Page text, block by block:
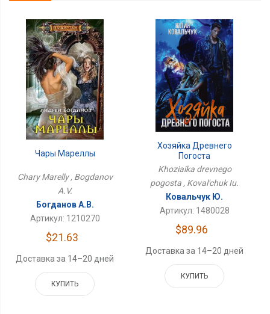
Чары Мареллы
Chary Marelly , Bogdanov
A.V.
Богданов А.В.
Артикул: 1210270
$21.63
Доставка за 14–20 дней
КУПИТЬ
Хозяйка Древнего
Погоста
Khoziaika drevnego
pogosta , Koval'chuk Iu.
Ковальчук Ю.
Артикул: 1480028
$89.96
Доставка за 14–20 дней
КУПИТЬ